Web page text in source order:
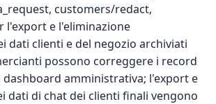
customers/redact,
l'export e l'eliminazione
dati clienti e del negozio archiviati
possono correggere i record
amministrativa; l'export e
dati di chat dei clienti finali vengono